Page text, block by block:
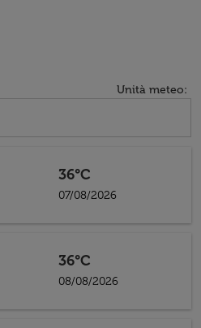
Unità meteo:
36°C
07/08/2026
36°C
08/08/2026